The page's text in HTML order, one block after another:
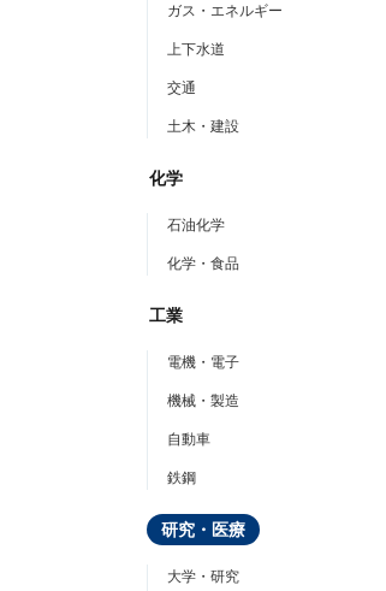
ガス・エネルギー
上下水道
交通
土木・建設
化学
石油化学
化学・食品
工業
電機・電子
機械・製造
自動車
鉄鋼
研究・医療
大学・研究